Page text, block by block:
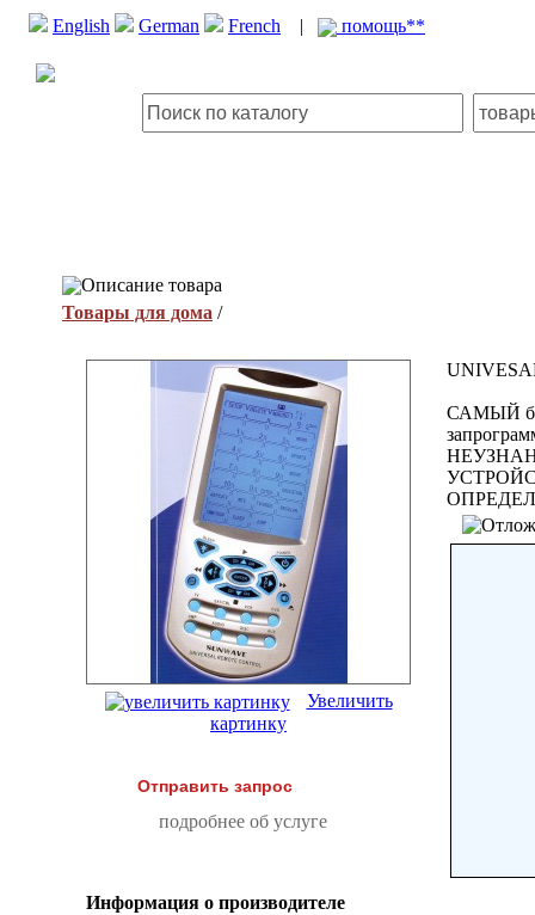
English German French | помощь**
Описание товара
Товары для дома /
Увеличить
картинку
Отправить запрос
подробнее об услуге
Информация о производителе
САМЫЙ